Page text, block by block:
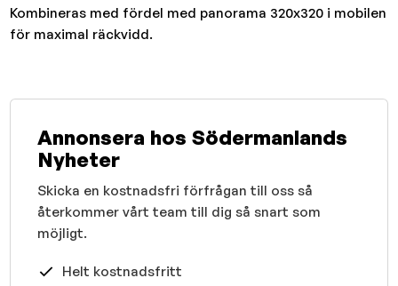
Kombineras med fördel med panorama 320x320 i mobilen
för maximal räckvidd.
Annonsera hos Södermanlands
Nyheter
Skicka en kostnadsfri förfrågan till oss så
återkommer vårt team till dig så snart som
möjligt.
Helt kostnadsfritt